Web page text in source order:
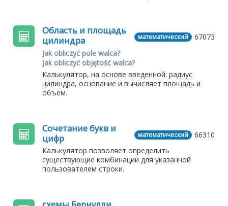
67073
математический
Область и площадь
цилиндра
Jak obliczyć pole walca?
Jak obliczyć objętość walca?
Калькулятор, на основе введенной: радиус
цилиндра, основание и вычисляет площадь и
объем.
66310
математический
Сочетание букв и
цифр
Калькулятор позволяет определить
существующие комбинации для указанной
пользователем строки.